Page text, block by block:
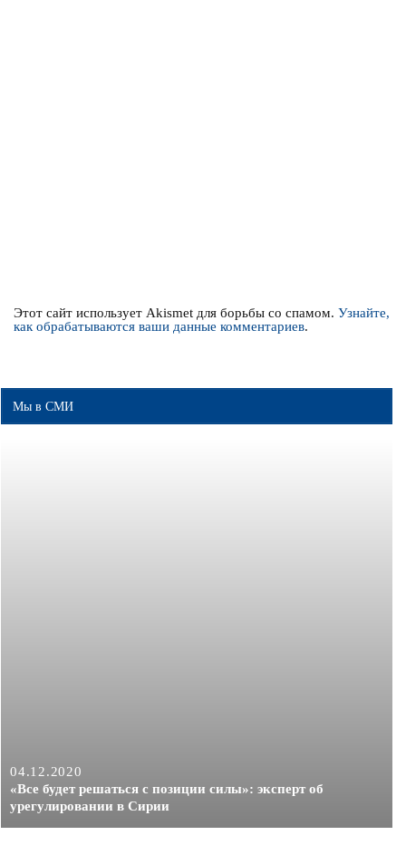
Этот сайт использует Akismet для борьбы со спамом.Узнайте,
как обрабатываются ваши данные комментариев.
Мы в СМИ
04.12.2020
«Все будет решаться с позиции силы»: эксперт об
урегулировании в Сирии